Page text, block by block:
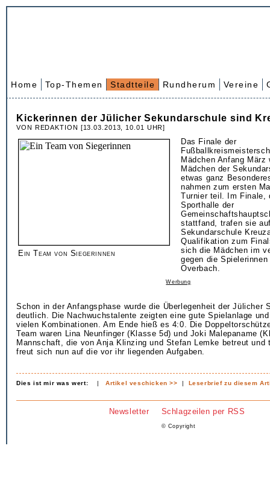
Home Top-Themen Stadtteile Rundherum Vereine
Kickerinnen der Jülicher Sekundarschule sind
VON REDAKTION [13.03.2013, 10.01 UHR]
Ein Team von Siegerinnen
Das Finale der
Mädchen Anfang März
Mädchen der
etwas ganz
nahmen zum ersten
Turnier teil. Im Finale,
Sporthalle der
stattfand, trafen sie
Sekundarschule
Qualifikation zum
sich die Mädchen im
gegen die
Overbach.
Werbung
Schon in der Anfangsphase wurde die Überlegenheit der Jülicher
deutlich. Die Nachwuchstalente zeigten eine gute Spielanlage
vielen Kombinationen. Am Ende hieß es 4:0. Die
Team waren Lina Neunfinger (Klasse 5d) und Joki Malepaname
Mannschaft, die von Anja Klinzing und Stefan Lemke betreut und
freut sich nun auf die vor ihr liegenden Aufgaben.
Dies ist mir was wert: |Artikel veschicken >> | Leserbrief zu diesem
Newsletter Schlagzeilen per RSS
© Copyright